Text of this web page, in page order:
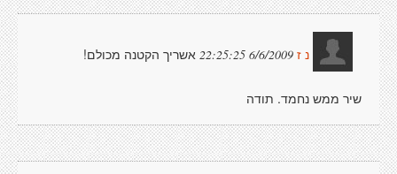
נ ז 6/6/2009 22:25:25 אשריך הקטנה מכולם!
שיר ממש נחמד. תודה